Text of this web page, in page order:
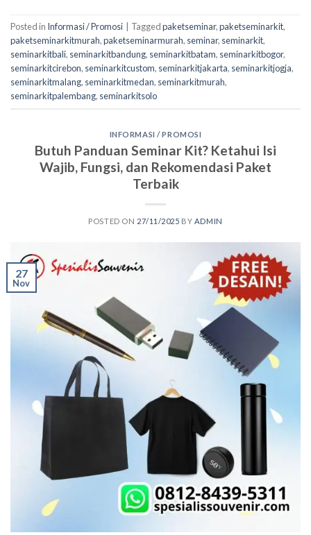
Posted in Informasi / Promosi Taggedpaketseminar,paketseminarkit,
paketseminarkitmurah,paketseminarmurah, seminar, seminarkit,
seminarkitbali, seminarkitbandung, seminarkitbatam, seminarkitbogor,
seminarkitcirebon, seminarkitcustom, seminarkitjakarta, seminarkitjogja,
seminarkitmalang, seminarkitmedan, seminarkitmurah,
seminarkitpalembang, seminarkitsolo
INFORMASI / PROMOSI
Butuh Panduan Seminar Kit? Ketahui Isi
Wajib, Fungsi, dan Rekomendasi Paket
Terbaik
POSTED ON 27/11/2025 BY ADMIN
27
Nov